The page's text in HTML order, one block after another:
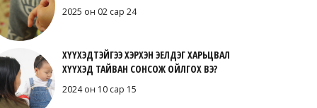
2025 он 02 сар 24
ХҮҮХЭДТЭЙГЭЭ ХЭРХЭН ЭЕЛДЭГ ХАРЬЦВАЛ
ХҮҮХЭД ТАЙВАН СОНСОЖ ОЙЛГОХ ВЭ?
2024 он 10 сар 15